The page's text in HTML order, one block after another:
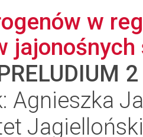
w
jajonośnych
2
Agnieszka